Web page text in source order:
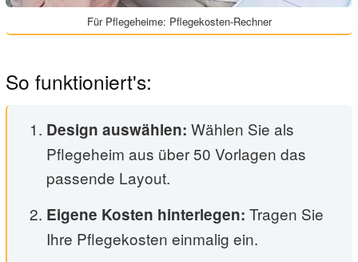
Für Pflegeheime: Pflegekosten-Rechner
So funktioniert's:
Design auswählen: Wählen Sie als
Pflegeheim aus über 50 Vorlagen das
passende Layout.
Eigene Kosten hinterlegen: Tragen Sie
Ihre Pflegekosten einmalig ein.